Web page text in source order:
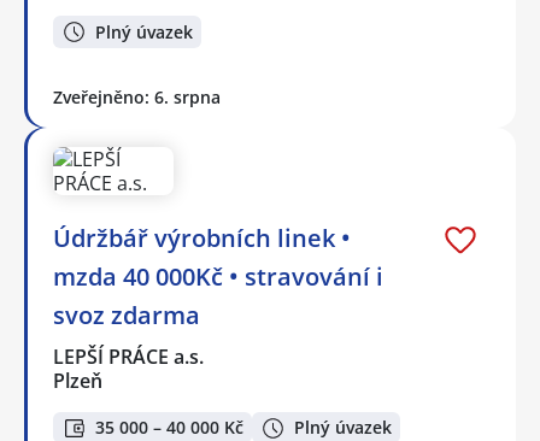
Plný úvazek
Zveřejněno: 6. srpna
Údržbář výrobních linek •
mzda 40 000Kč • stravování i
svoz zdarma
LEPŠÍ PRÁCE a.s.
Plzeň
35 000 – 40 000 Kč Plný úvazek